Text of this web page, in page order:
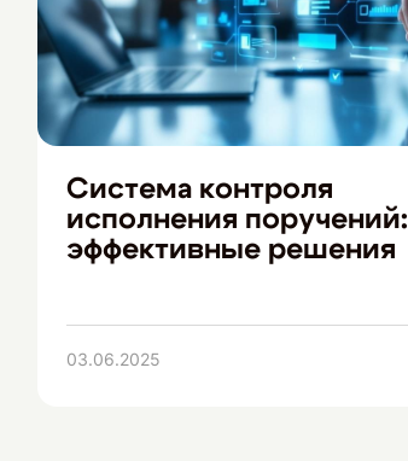
Система контроля
исполнения поручений:
эффективные решения
03.06.2025